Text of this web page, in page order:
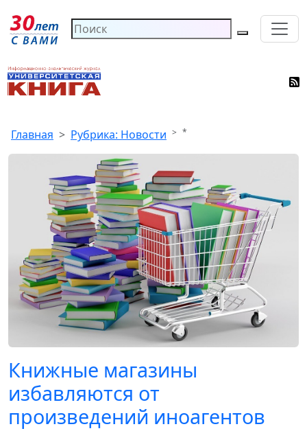
Главная Рубрика: Новости *
Книжные магазины
избавляются от
произведений иноагентов